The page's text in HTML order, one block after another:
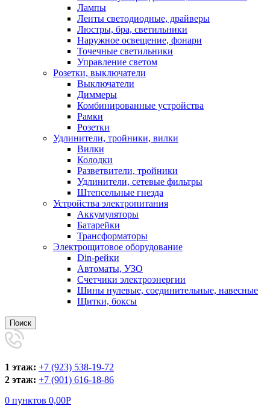
Лампы
Ленты светодиодные, драйверы
Люстры, бра, светильники
Наружное освещение, фонари
Точечные светильники
Управление светом
Розетки, выключатели
Выключатели
Диммеры
Комбинированные устройства
Рамки
Розетки
Удлинители, тройники, вилки
Вилки
Колодки
Разветвители, тройники
Удлинители, сетевые фильтры
Штепсельные гнезда
Устройства электропитания
Аккумуляторы
Батарейки
Трансформаторы
Электрощитовое оборудование
Din-рейки
Автоматы, УЗО
Счетчики электроэнергии
Шины нулевые, соединительные, навесные
Щитки, боксы
Поиск
1 этаж: +7 (923) 538-19-72
2 этаж: +7 (901) 616-18-86
0 пунктов 0,00Р